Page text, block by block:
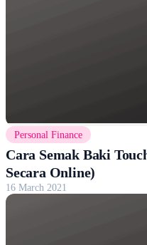
Personal Finance
Cara Semak Baki
Secara Online)
16 March 2021